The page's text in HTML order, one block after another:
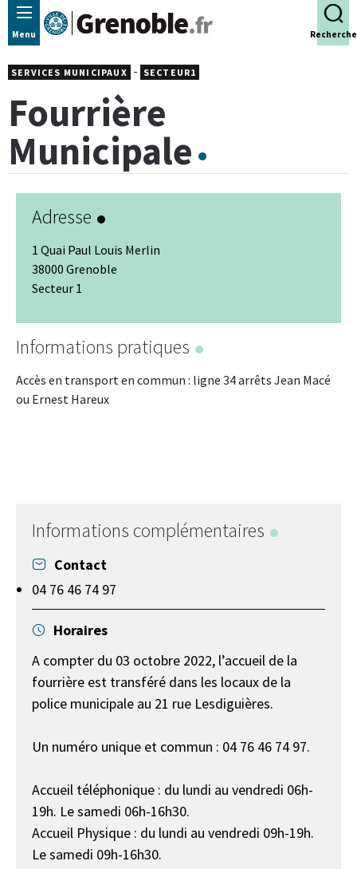
Panneau de gestion des cookies
Menu Recherche
Fourrière
Municipale
SERVICES MUNICIPAUX - SECTEUR1
Adresse
1 Quai Paul Louis Merlin
38000 Grenoble
Secteur 1
−
Informations pratiques
Accès en transport en commun : ligne 34 arrêts Jean Macé
ou Ernest Hareux
Informations complémentaires
Contact
04 76 46 74 97
Horaires
A compter du 03 octobre 2022, l’accueil de la
fourrière est transféré dans les locaux de la
police municipale au 21 rue Lesdiguières.
Un numéro unique et commun : 04 76 46 74 97.
Accueil téléphonique : du lundi au vendredi 06h-
19h. Le samedi 06h-16h30.
Accueil Physique : du lundi au vendredi 09h-19h.
Le samedi 09h-16h30.